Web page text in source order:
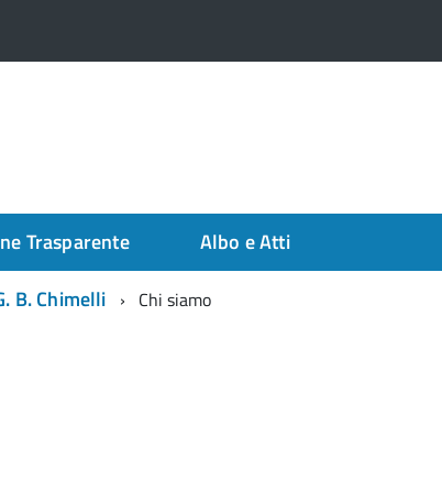
Trasparente
Albo e Atti
B. Chimelli
Chi siamo